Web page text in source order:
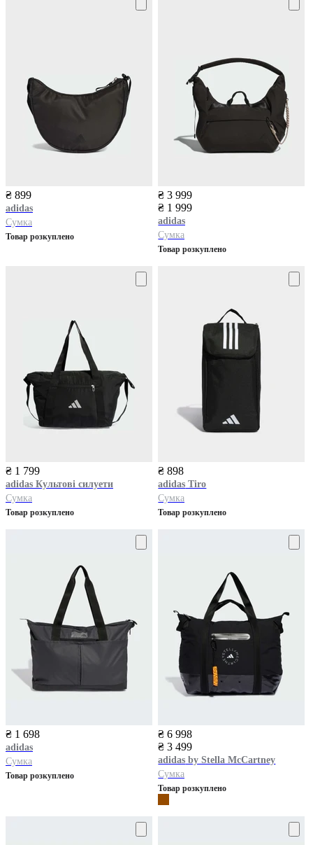
₴ 899
adidas
Сумка
Товар розкуплено
₴ 3 999
₴ 1 999
adidas
Сумка
Товар розкуплено
₴ 1 799
adidas Культові силуети
Сумка
Товар розкуплено
₴ 898
adidas Tiro
Сумка
Товар розкуплено
₴ 1 698
adidas
Сумка
Товар розкуплено
₴ 6 998
₴ 3 499
adidas by Stella McCartney
Сумка
Товар розкуплено